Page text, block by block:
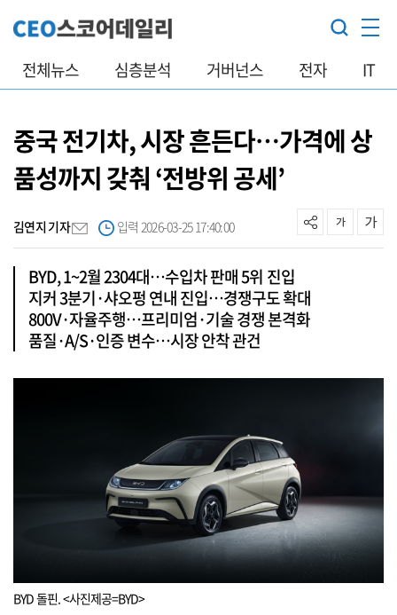
전체뉴스 심층분석 거버넌스 전자 IT
중국 전기차, 시장 흔든다…가격에 상
품성까지 갖춰 ‘전방위 공세’
김연지 기자 입력 2026-03-25 17:40:00
BYD, 1~2월 2304대…수입차 판매 5위 진입
지커 3분기·샤오펑 연내 진입…경쟁구도 확대
800V·자율주행…프리미엄·기술 경쟁 본격화
품질·A/S·인증 변수…시장 안착 관건
BYD 돌핀. <사진제공=BYD>